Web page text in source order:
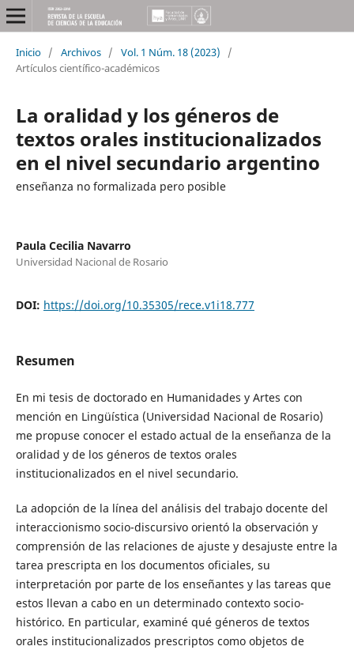
Inicio / Archivos / Vol. 1 Núm. 18 (2023)
/
Artículos científico-académicos
La oralidad y los géneros de
textos orales institucionalizados
en el nivel secundario argentino
enseñanza no formalizada pero posible
Paula Cecilia Navarro
Universidad Nacional de Rosario
DOI: https://doi.org/10.35305/rece.v1i18.777
Resumen
En mi tesis de doctorado en Humanidades y Artes con
mención en Lingüística (Universidad Nacional de Rosario)
me propuse conocer el estado actual de la enseñanza de la
oralidad y de los géneros de textos orales
institucionalizados en el nivel secundario.
La adopción de la línea del análisis del trabajo docente del
interaccionismo socio-discursivo orientó la observación y
comprensión de las relaciones de ajuste y desajuste entre la
tarea prescripta en los documentos oficiales, su
interpretación por parte de los enseñantes y las tareas que
estos llevan a cabo en un determinado contexto socio-
histórico. En particular, examiné qué géneros de textos
orales institucionalizados prescriptos como objetos de